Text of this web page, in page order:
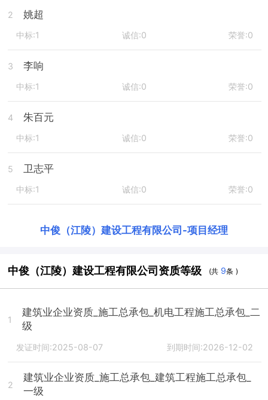
2 姚超
中标:1 诚信:0 荣誉:0
3 李响
中标:1 诚信:0 荣誉:0
4 朱百元
中标:1 诚信:0 荣誉:0
5 卫志平
中标:1 诚信:0 荣誉:0
中俊（江陵）建设工程有限公司 -项目经理
中俊（江陵）建设工程有限公司资质等级 (共 9条 )
1
建筑业企业资质_施工总承包_机电工程施工总承包_二
级
发证时间:2025-08-07 到期时间:2026-12-02
2
建筑业企业资质_施工总承包_建筑工程施工总承包_
一级